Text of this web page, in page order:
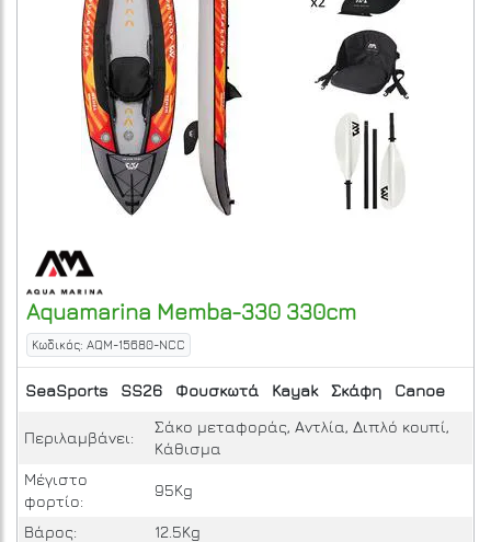
Aquamarina Memba-330 330cm
Κωδικός: AQM-15680-NCC
SeaSports SS26 Φουσκωτά Kayak Σκάφη Canoe
Περιλαμβάνει:
Σάκο μεταφοράς, Αντλία, Διπλό κουπί,
Κάθισμα
Μέγιστο
φορτίο:
95Kg
Βάρος: 12.5Kg